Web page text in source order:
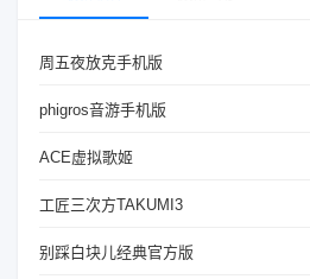
周五夜放克手机版
phigros音游手机版
ACE虚拟歌姬
工匠三次方TAKUMI3
别踩白块儿经典官方版